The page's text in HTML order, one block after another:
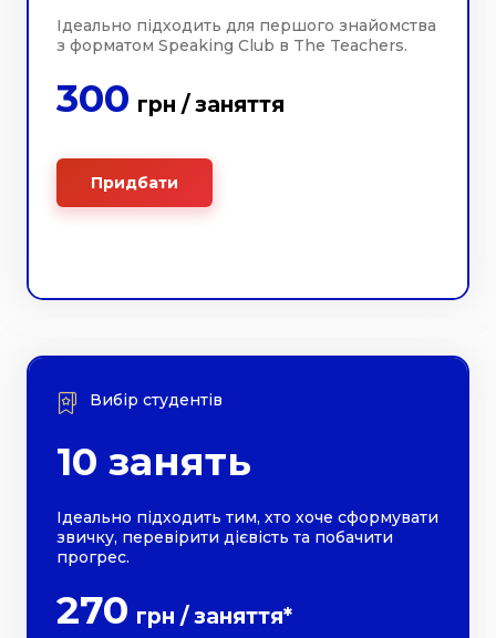
Ідеально підходить для першого знайомства
з форматом Speaking Club в The Teachers.
300 грн / заняття
Придбати
Вибір студентів
10 занять
Ідеально підходить тим, хто хоче сформувати
звичку, перевірити дієвіcть та побачити
прогрес.
270 грн / заняття*